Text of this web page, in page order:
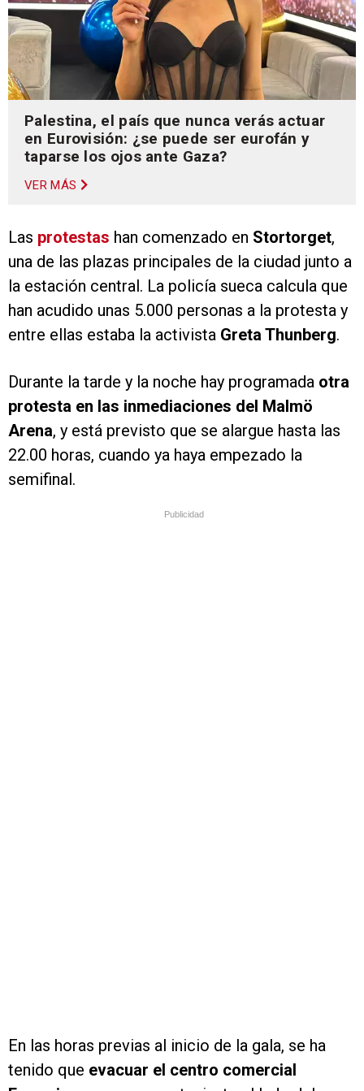
Palestina, el país que nunca verás actuar
en Eurovisión: ¿se puede ser eurofán y
taparse los ojos ante Gaza?
VER MÁS
Las protestas han comenzado en Stortorget,
una de las plazas principales de la ciudad junto a
la estación central. La policía sueca calcula que
han acudido unas 5.000 personas a la protesta y
entre ellas estaba la activista Greta Thunberg.
Durante la tarde y la noche hay programada otra
protesta en las inmediaciones del Malmö
Arena, y está previsto que se alargue hasta las
22.00 horas, cuando ya haya empezado la
semifinal.
Publicidad
En las horas previas al inicio de la gala, se ha
tenido que evacuar el centro comercial